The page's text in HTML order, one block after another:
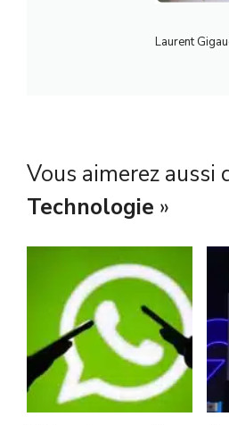
Laurent
Vous aimerez aussi
Technologie »